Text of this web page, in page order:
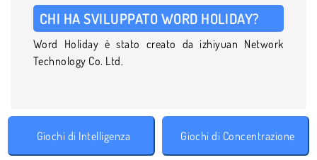
CHI HA SVILUPPATO WORD HOLIDAY?
Word Holiday è stato creato da izhiyuan Network
Technology Co. Ltd.
Giochi di Intelligenza Giochi di Concentrazione